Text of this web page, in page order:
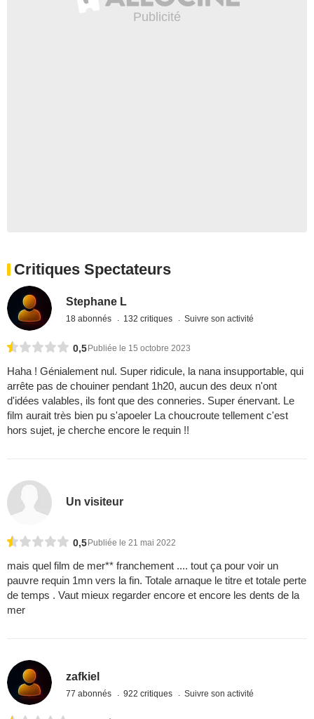
Critiques Spectateurs
Stephane L
18 abonnés 132 critiques Suivre son activité
0,5 Publiée le 15 octobre 2023
Haha ! Génialement nul. Super ridicule, la nana insupportable, qui
arrête pas de chouiner pendant 1h20, aucun des deux n'ont
d'idées valables, ils font que des conneries. Super énervant. Le
film aurait très bien pu s'apoeler La choucroute tellement c'est
hors sujet, je cherche encore le requin !!
Un visiteur
0,5 Publiée le 21 mai 2022
mais quel film de mer** franchement .... tout ça pour voir un
pauvre requin 1mn vers la fin. Totale arnaque le titre et totale perte
de temps . Vaut mieux regarder encore et encore les dents de la
mer
zafkiel
77 abonnés 922 critiques Suivre son activité